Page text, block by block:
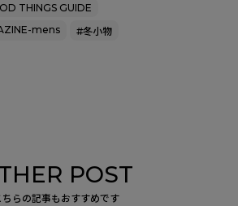
THINGS GUIDE
mens
#冬小物
POST
ちらの記事もおすすめです